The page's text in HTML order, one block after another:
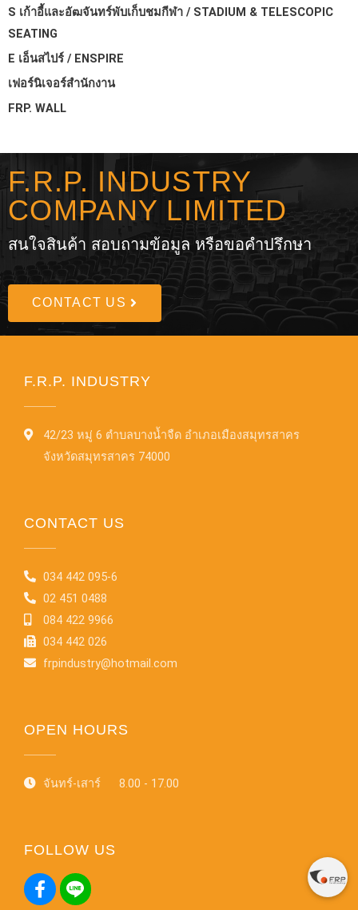
S เก้าอี้และอัฒจันทร์พับเก็บชมกีฬา / STADIUM & TELESCOPIC
SEATING
E เอ็นสไปร์ / ENSPIRE
เฟอร์นิเจอร์สำนักงาน
FRP. WALL
F.R.P. INDUSTRY
COMPANY LIMITED
สนใจสินค้า สอบถามข้อมูล หรือขอคำปรึกษา
CONTACT US
F.R.P. INDUSTRY
42/23 หมู่ 6 ตำบลบางน้ำจืด อำเภอเมืองสมุทรสาคร
จังหวัดสมุทรสาคร 74000
CONTACT US
034 442 095-6
02 451 0488
084 422 9966
034 442 026
frpindustry@hotmail.com
OPEN HOURS
จันทร์-เสาร์ 8.00 - 17.00
FOLLOW US